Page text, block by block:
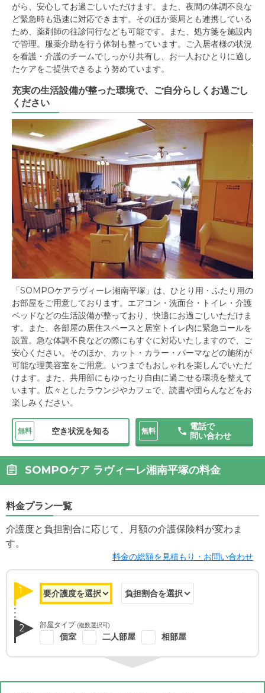
がら、安心してお過ごしいただけます。また、夜間の体調不良な
ど緊急時も迅速に対応できます。そのほか薬局とも連携している
ため、薬剤師の往診同行なども可能です。また、処方箋を施設内
で管理。服薬介助を行う体制も整っています。ご入居者様の状況
を看護・介護のチームでしっかり共有し、お一人おひとりに適し
たケアをご提供できるよう努めています。
充実の生活設備が整った環境で、ご自分らしくお過ごし
ください
「SOMPOケアラヴィーレ湘南平塚」は、ひとり用・ふたり用の
お部屋をご用意しております。エアコン・洗面台・トイレ・介護
ベッドなどの生活設備が整っており、快適にお過ごしいただけま
す。また、各部屋の居住スペースと居室トイレ内に緊急コールを
設置。急な体調不良などの際にもすぐに対応いたしますので、ご
安心ください。そのほか、カット・カラー・パーマなどの施術が
可能な理美容室をご用意。いつまでもおしゃれを楽しんでいただ
けます。また、共用部にもゆったり自由に過ごせる環境を整えて
います。広々としたラウンジやカフェで、読書や団らんなどをお
楽しみください。
無料 空き状況を知る 無料
電話で
問い合わせ
SOMPOケア ラヴィーレ湘南平塚の料金
料金プラン一覧
介護度と負担割合に応じて、月額の介護保険料が変わま
す。
料金の総額を見積もり・お問い合わせ
1
2 部屋タイプ (複数選択可)
個室 二人部屋 相部屋